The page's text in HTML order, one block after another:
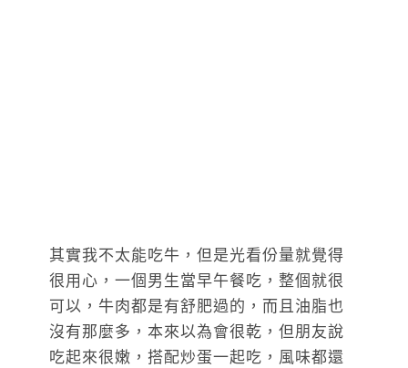
其實我不太能吃牛，但是光看份量就覺得
很用心，一個男生當早午餐吃，整個就很
可以，牛肉都是有舒肥過的，而且油脂也
沒有那麼多，本來以為會很乾，但朋友說
吃起來很嫩，搭配炒蛋一起吃，風味都還